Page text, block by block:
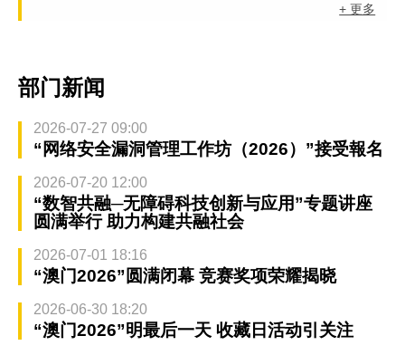
+ 更多
部门新闻
2026-07-27 09:00
“网络安全漏洞管理工作坊（2026）”接受報名
2026-07-20 12:00
“数智共融─无障碍科技创新与应用”专题讲座
圆满举行 助力构建共融社会
2026-07-01 18:16
“澳门2026”圆满闭幕 竞赛奖项荣耀揭晓
2026-06-30 18:20
“澳门2026”明最后一天 收藏日活动引关注